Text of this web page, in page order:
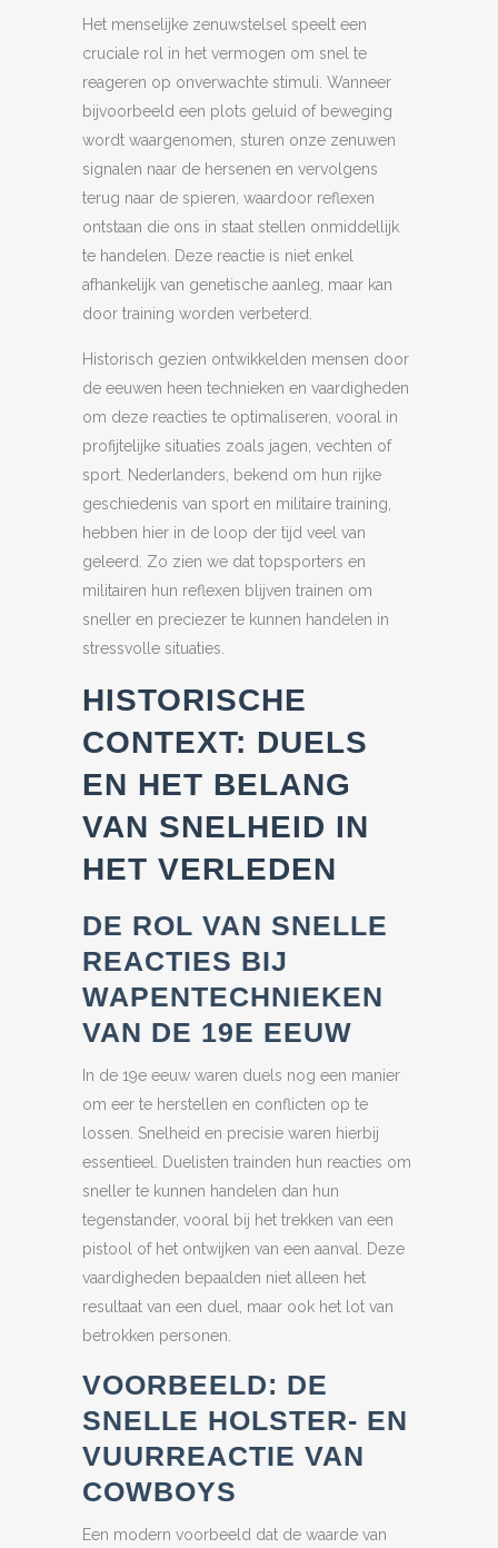
Het menselijke zenuwstelsel speelt een
cruciale rol in het vermogen om snel te
reageren op onverwachte stimuli. Wanneer
bijvoorbeeld een plots geluid of beweging
wordt waargenomen, sturen onze zenuwen
signalen naar de hersenen en vervolgens
terug naar de spieren, waardoor reflexen
ontstaan die ons in staat stellen onmiddellijk
te handelen. Deze reactie is niet enkel
afhankelijk van genetische aanleg, maar kan
door training worden verbeterd.
Historisch gezien ontwikkelden mensen door
de eeuwen heen technieken en vaardigheden
om deze reacties te optimaliseren, vooral in
profijtelijke situaties zoals jagen, vechten of
sport. Nederlanders, bekend om hun rijke
geschiedenis van sport en militaire training,
hebben hier in de loop der tijd veel van
geleerd. Zo zien we dat topsporters en
militairen hun reflexen blijven trainen om
sneller en preciezer te kunnen handelen in
stressvolle situaties.
HISTORISCHE
CONTEXT: DUELS
EN HET BELANG
VAN SNELHEID IN
HET VERLEDEN
DE ROL VAN SNELLE
REACTIES BIJ
WAPENTECHNIEKEN
VAN DE 19E EEUW
In de 19e eeuw waren duels nog een manier
om eer te herstellen en conflicten op te
lossen. Snelheid en precisie waren hierbij
essentieel. Duelisten trainden hun reacties om
sneller te kunnen handelen dan hun
tegenstander, vooral bij het trekken van een
pistool of het ontwijken van een aanval. Deze
vaardigheden bepaalden niet alleen het
resultaat van een duel, maar ook het lot van
betrokken personen.
VOORBEELD: DE
SNELLE HOLSTER- EN
VUURREACTIE VAN
COWBOYS
Een modern voorbeeld dat de waarde van